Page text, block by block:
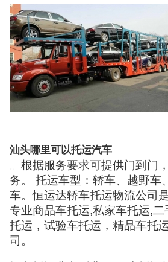
汕头哪里可以托运汽车
。根据服务要求可提供门到门
务。 托运车型：轿车、越野车
车。恒运达轿车托运物流公司
专业商品车托运,私家车托运,
托运，试验车托运，精品车托
司。